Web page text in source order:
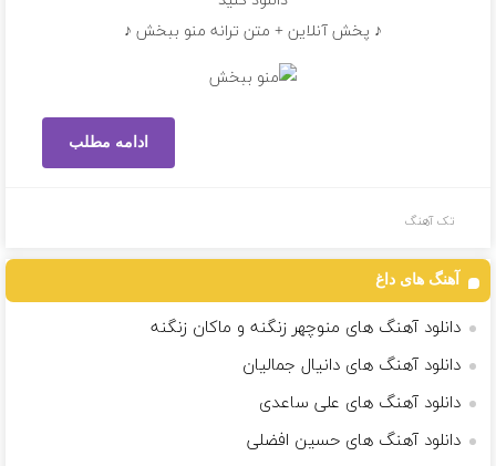
♪ پخش آنلاین + متن ترانه منو ببخش ♪
ادامه مطلب
تک آهنگ
آهنگ های داغ
دانلود آهنگ های منوچهر زنگنه و ماکان زنگنه
دانلود آهنگ های دانیال جمالیان
دانلود آهنگ های على ساعدى
دانلود آهنگ های حسین افضلی